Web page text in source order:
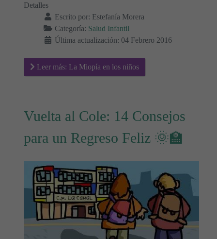
Detalles
Escrito por: Estefanía Morera
Categoría: Salud Infantil
Última actualización: 04 Febrero 2016
Leer más: La Miopía en los niños
Vuelta al Cole: 14 Consejos
para un Regreso Feliz 🌞🏫